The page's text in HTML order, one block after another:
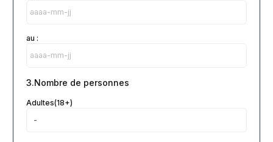
au :
3.Nombre de personnes
Adultes(18+)